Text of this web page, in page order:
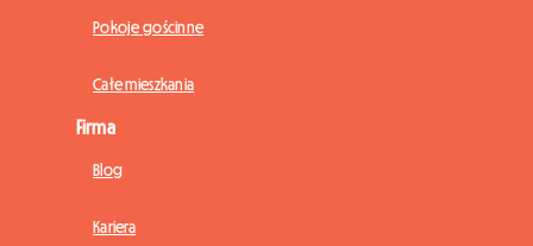
Pokoje gościnne
Całe mieszkania
Firma
Blog
Kariera